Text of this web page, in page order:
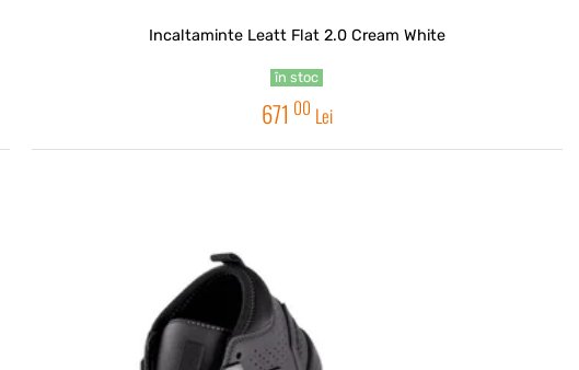
Incaltaminte Leatt Flat 2.0 Cream White
în stoc
671 00 Lei